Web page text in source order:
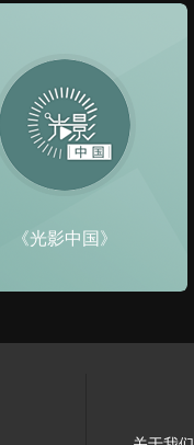
《光影中国》